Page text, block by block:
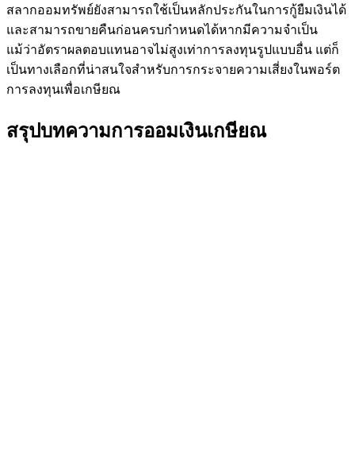
สลากออมทรัพย์ยังสามารถใช้เป็นหลักประกันในการกู้ยืมเงินได้
และสามารถขายคืนก่อนครบกำหนดได้หากมีความจำเป็น
แม้ว่าอัตราผลตอบแทนอาจไม่สูงเท่าการลงทุนรูปแบบอื่น แต่ก็
เป็นทางเลือกที่น่าสนใจสำหรับการกระจายความเสี่ยงในพอร์ต
การลงทุนเพื่อเกษียณ
สรุปบทความการออมเงินเกษียณ